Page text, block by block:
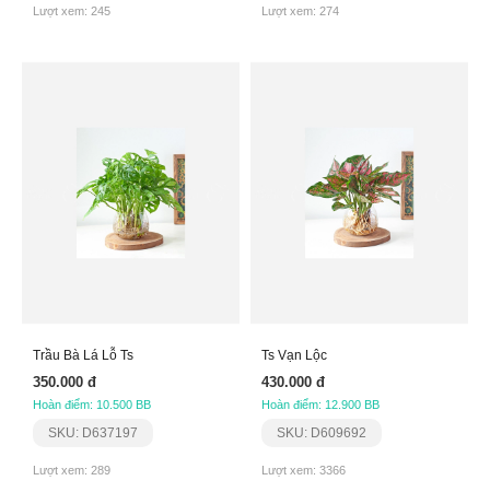
Lượt xem: 245 Lượt xem: 274
Trầu Bà Lá Lỗ Ts
350.000 đ
Hoàn điểm: 10.500 BB
SKU: D637197
Lượt xem: 289
Ts Vạn Lộc
430.000 đ
Hoàn điểm: 12.900 BB
SKU: D609692
Lượt xem: 3366